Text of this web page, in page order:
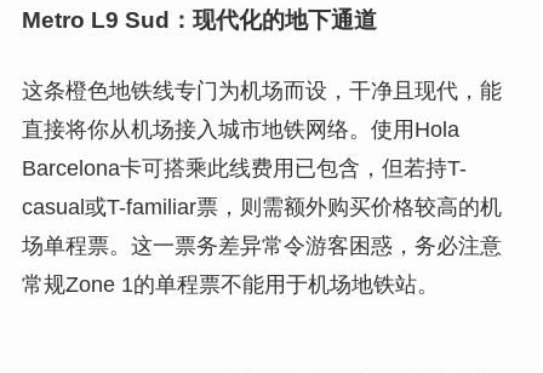
Metro L9 Sud：现代化的地下通道
这条橙色地铁线专门为机场而设，干净且现代，能
直接将你从机场接入城市地铁网络。使用Hola
Barcelona卡可搭乘此线费用已包含，但若持T-
casual或T-familiar票，则需额外购买价格较高的机
场单程票。这一票务差异常令游客困惑，务必注意
常规Zone 1的单程票不能用于机场地铁站。